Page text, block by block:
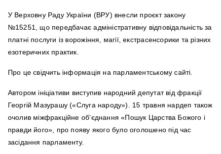
У Верховну Раду України (ВРУ) внесли проєкт закону
№15251, що передбачає адміністративну відповідальність за
платні послуги із ворожіння, магії, екстрасенсорики та різних
езотеричних практик.
Про це свідчить інформація на парламентському сайті.
Автором ініціативи виступив народний депутат від фракції
Георгій Мазурашу («Слуга народу»). 15 травня нардеп також
очолив міжфракційне об’єднання «Пошук Царства Божого і
правди його», про появу якого було оголошено під час
засідання парламенту.